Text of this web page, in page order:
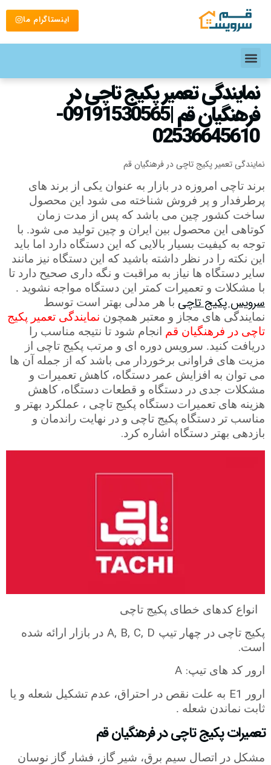
اینستاگرام ما
نمایندگی تعمیر پکیج تاچی در
فرهنگیان قم |09191530565-
02536645610
نمایندگی تعمیر پکیج تاچی در فرهنگیان قم
برند تاچی امروزه در بازار به عنوان یکی از برند های
پرطرفدار و پر فروش شناخته می شود این محصول
ساخت کشور چین می باشد که پس از مدت زمان
کوتاهی این محصول بین ایران و چین تولید می شود. با
توجه به کیفیت بسیار بالایی که این دستگاه دارد اما باید
این نکته را در نظر داشته باشید که این دستگاه نیز مانند
سایر دستگاه ها نیاز به مراقبت و نگه داری صحیح دارد تا
با مشکلات و تعمیرات کمتر این دستگاه مواجه نشوید .
سرویس پکیج تاچی با هر مدلی بهتر است توسط
نمایندگی های مجاز و معتبر همچون نمایندگی تعمیر پکیج
تاچی در فرهنگیان قم انجام شود تا نتیجه مناسب را
دریافت کنید. سرویس دوره ای و مرتب پکیج تاچی از
مزیت های فراوانی برخوردار می باشد که از جمله آن ها
می توان به افزایش عمر دستگاه، کاهش تعمیرات و
مشکلات جدی در دستگاه و قطعات دستگاه، کاهش
هزینه های تعمیرات دستگاه پکیج تاچی ، عملکرد بهتر و
مناسب تر دستگاه پکیج تاچی و در نهایت راندمان و
بازدهی بهتر دستگاه اشاره کرد.
انواع کدهای خطای پکیج تاچی
پکیج تاچی در چهار تیپ A, B, C, D در بازار ارائه شده
است.
ارور کد های تیپA :
ارور E1 به علت نقص در احتراق، عدم تشکیل شعله و یا
ثابت نماندن شعله .
تعمیرات پکیج تاچی در فرهنگیان قم
مشکل در اتصال سیم برق، شیر گاز، فشار گاز نوسان